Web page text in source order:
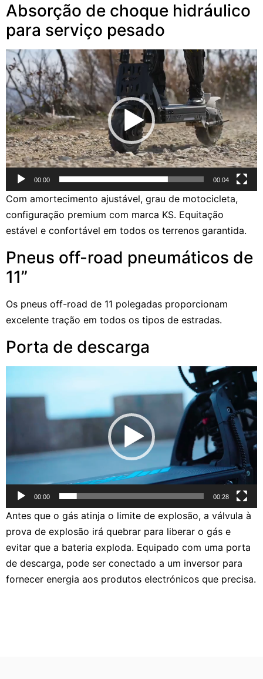
Absorção de choque hidráulico
para serviço pesado
Reprodutor
de
vídeo
00:00 00:04
Com amortecimento ajustável, grau de motocicleta,
configuração premium com marca KS. Equitação
estável e confortável em todos os terrenos garantida.
Pneus off-road pneumáticos de
11”
Os pneus off-road de 11 polegadas proporcionam
excelente tração em todos os tipos de estradas.
Porta de descarga
00:00 00:28
Antes que o gás atinja o limite de explosão, a válvula à
prova de explosão irá quebrar para liberar o gás e
evitar que a bateria exploda. Equipado com uma porta
de descarga, pode ser conectado a um inversor para
fornecer energia aos produtos electrónicos que precisa.